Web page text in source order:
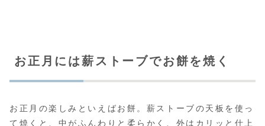
お正月には薪ストーブでお餅を焼く
お正月の楽しみといえばお餅。薪ストーブの天板を使っ
て焼くと、中がふんわりと柔らかく、外はカリッと仕上